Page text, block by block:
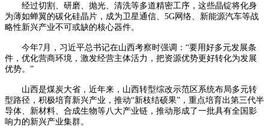
经过切割、研磨、抛光、清洗等多道精密工序，这些晶锭将化身
为薄如蝉翼的碳化硅晶片，成为卫星通信、5G网络、新能源汽车等战
略性新兴产业不可或缺的核心器件。
今年7月，习近平总书记在山西考察时强调：“要用好多元发展条
件，优化营商环境，激发经营主体活力，把资源优势更好转化为发展
优势。”
山西是煤炭大省，近年来，山西转型综改示范区系统布局多元转
型路径，积极培育新兴产业，推动“新枝结硕果”，重点培育出第三代半
导体、新材料、合成生物等八大产业链，推动形成了一批具有全国影
响力的新兴产业集群。